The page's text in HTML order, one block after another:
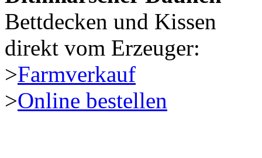
Bettdecken und Kissen
direkt vom Erzeuger:
>Farmverkauf
>Online bestellen